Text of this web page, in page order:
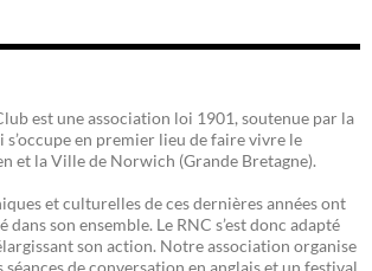
est une association loi 1901, soutenue par la
s’occupe en premier lieu de faire vivre le
et la Ville de Norwich (Grande Bretagne).
et culturelles de ces dernières années ont
son ensemble. Le RNC s’est donc adapté
son action. Notre association organise
séances de conversation en anglais et un festival